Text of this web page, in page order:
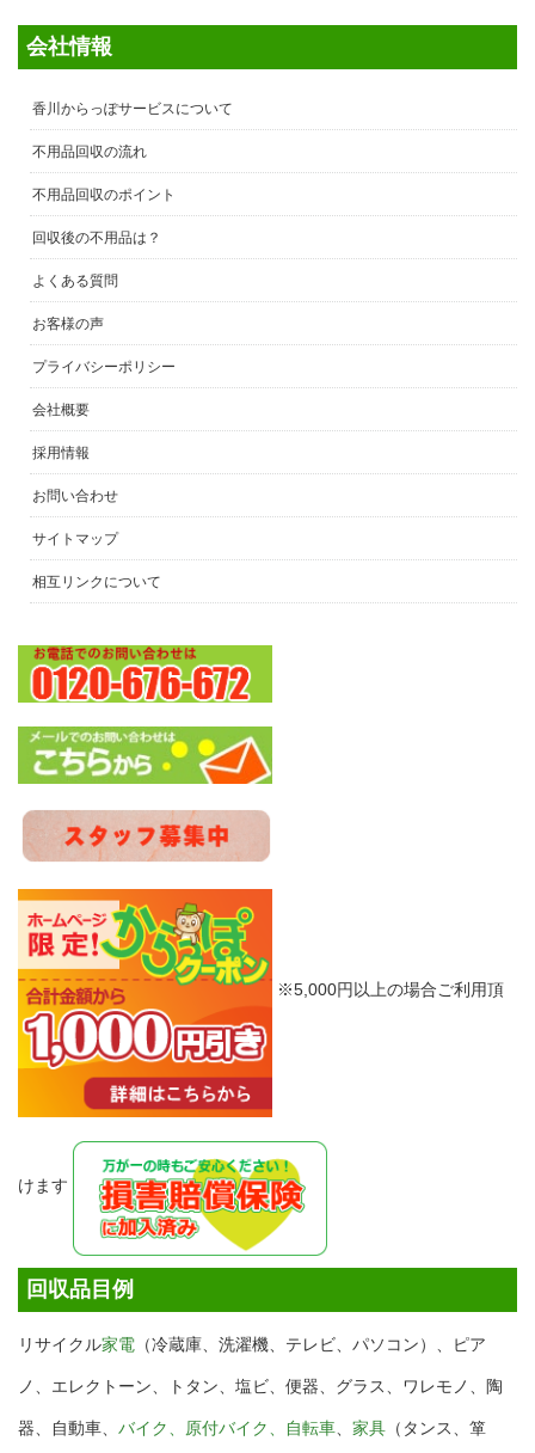
会社情報
香川からっぽサービスについて
不用品回収の流れ
不用品回収のポイント
回収後の不用品は？
よくある質問
お客様の声
プライバシーポリシー
会社概要
採用情報
お問い合わせ
サイトマップ
相互リンクについて
※5,000円以上の場合ご利用頂
けます
回収品目例
リサイクル家電 （冷蔵庫、洗濯機、テレビ、パソコン）、ピア
ノ、エレクトーン、トタン、塩ビ、便器、グラス、ワレモノ、陶
器、自動車、 バイク、原付バイク、自転車、 家具 （タンス、箪